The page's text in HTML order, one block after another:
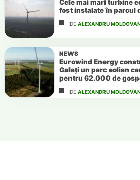
Cele mai mari turbine
fost instalate în parcul
DE ALEXANDRU
NEWS
Eurowind Energy
Galați un parc eolian
pentru 62.000 de
DE ALEXANDRU